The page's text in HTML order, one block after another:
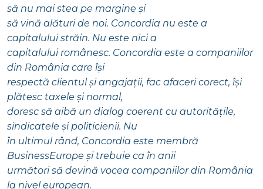
să nu mai stea pe margine și
să vină alături de noi. Concordia nu este a
capitalului străin. Nu este nici a
capitalului românesc. Concordia este a companiilor
din România care își
respectă clientul și angajații, fac afaceri corect, își
plătesc taxele și normal,
doresc să aibă un dialog coerent cu autoritățile,
sindicatele și politicienii. Nu
în ultimul rând, Concordia este membră
BusinessEurope și trebuie ca în anii
următori să devină vocea companiilor din România
la nivel european.